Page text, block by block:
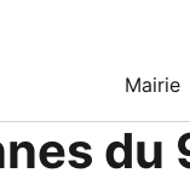
Mairie
du